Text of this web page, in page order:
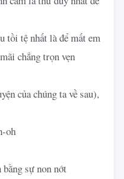
tồi tệ nhất là để mất em
chẳng trọn vẹn
của chúng ta về sau),
oh
sự non nớt